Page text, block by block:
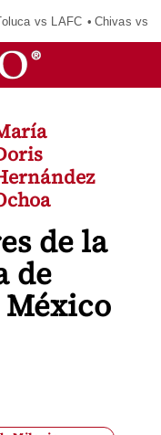
vs LAFC Chivas vs
de la
de